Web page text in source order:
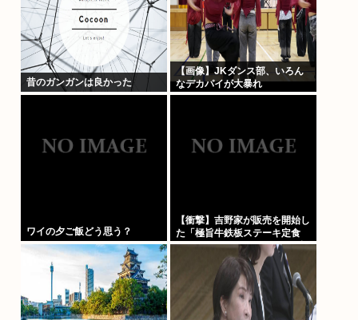
昔のガンガンは良かった
【画像】JKダンス部、いろん
なデカパイが大暴れ
ワイの夕ご飯どう思う？
【衝撃】吉野家が販売を開始し
た「極旨牛鉄板ステーキ定食
(1498円)」がうまそすぎると話